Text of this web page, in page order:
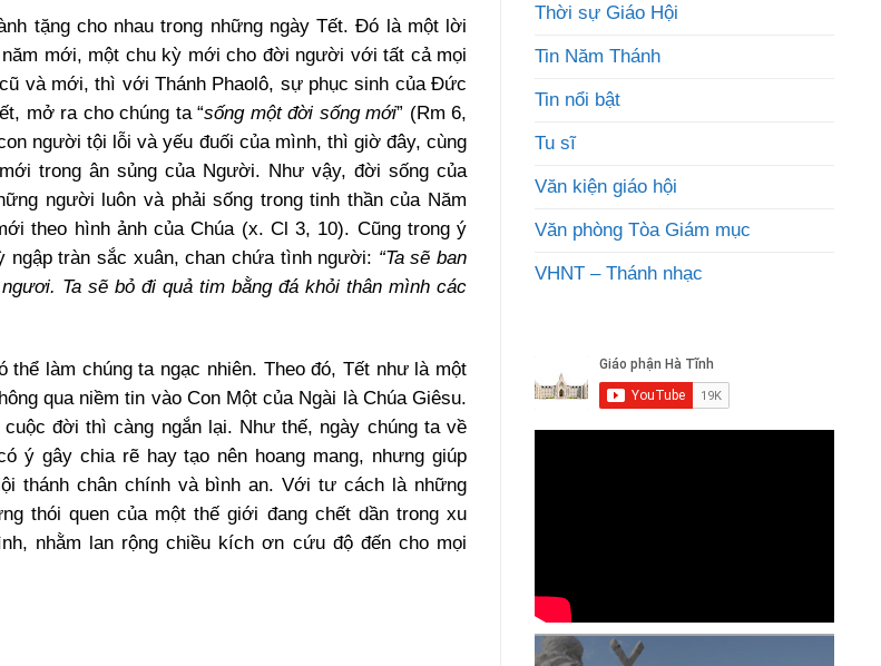
tặng cho nhau trong những ngày Tết. Đó là một lời
mới, một chu kỳ mới cho đời người với tất cả mọi
và mới, thì với Thánh Phaolô, sự phục sinh của Đức
mở ra cho chúng ta “sống một đời sống mới” (Rm 6,
người tội lỗi và yếu đuối của mình, thì giờ đây, cùng
trong ân sủng của Người. Như vậy, đời sống của
người luôn và phải sống trong tinh thần của Năm
theo hình ảnh của Chúa (x. Cl 3, 10). Cũng trong ý
ngập tràn sắc xuân, chan chứa tình người: “Ta sẽ ban
Ta sẽ bỏ đi quả tim bằng đá khỏi thân mình các
làm chúng ta ngạc nhiên. Theo đó, Tết như là một
qua niềm tin vào Con Một của Ngài là Chúa Giêsu.
đời thì càng ngắn lại. Như thế, ngày chúng ta về
ý gây chia rẽ hay tạo nên hoang mang, nhưng giúp
thánh chân chính và bình an. Với tư cách là những
thói quen của một thế giới đang chết dần trong xu
nhằm lan rộng chiều kích ơn cứu độ đến cho mọi
Thời sự Giáo Hội
Tin Năm Thánh
Tin nổi bật
Tu sĩ
Văn kiện giáo hội
Văn phòng Tòa Giám mục
VHNT – Thánh nhạc